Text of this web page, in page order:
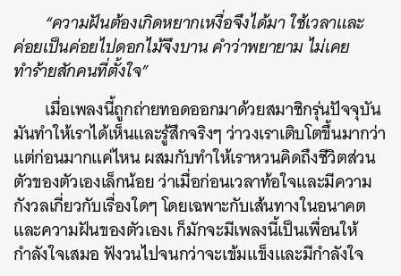
“ความฝันต้องเกิดหยากเหงื่อจึงได้มา ใช้เวลาและ
ค่อยเป็นค่อยไปดอกไม้จึงบาน คำว่าพยายาม ไม่เคย
ทำร้ายสักคนที่ตั้งใจ”
เมื่อเพลงนี้ถูกถ่ายทอดออกมาด้วยสมาชิกรุ่นปัจจุบัน
มันทำให้เราได้เห็นและรู้สึกจริงๆ ว่าวงเราเติบโตขึ้นมากว่า
แต่ก่อนมากแค่ไหน ผสมกับทำให้เราหวนคิดถึงชีวิตส่วน
ตัวของตัวเองเล็กน้อย ว่าเมื่อก่อนเวลาท้อใจและมีความ
กังวลเกี่ยวกับเรื่องใดๆ โดยเฉพาะกับเส้นทางในอนาคต
และความฝันของตัวเองเ ก็มักจะมีเพลงนี้เป็นเพื่อนให้
กำลังใจเสมอ ฟังวนไปจนกว่าจะเข้มแข็งและมีกำลังใจ